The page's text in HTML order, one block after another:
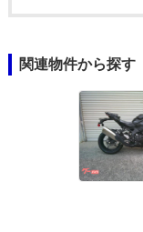
関連物件から探す